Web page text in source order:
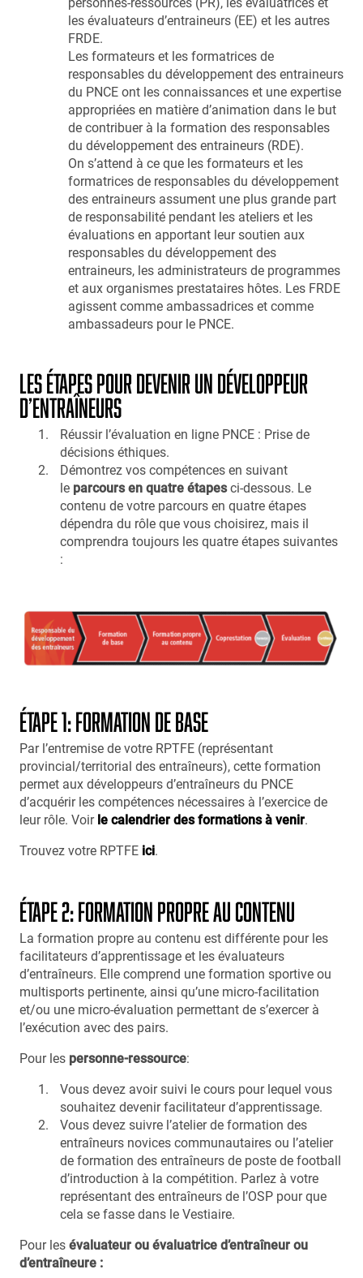
les évaluateurs d’entraineurs (EE) et les autres
FRDE.
Les formateurs et les formatrices de
responsables du développement des entraineurs
du PNCE ont les connaissances et une expertise
appropriées en matière d’animation dans le but
de contribuer à la formation des responsables
du développement des entraineurs (RDE).
On s’attend à ce que les formateurs et les
formatrices de responsables du développement
des entraineurs assument une plus grande part
de responsabilité pendant les ateliers et les
évaluations en apportant leur soutien aux
responsables du développement des
entraineurs, les administrateurs de programmes
et aux organismes prestataires hôtes. Les FRDE
agissent comme ambassadrices et comme
ambassadeurs pour le PNCE.
LES ÉTAPES POUR DEVENIR UN DÉVELOPPEUR
D’ENTRAÎNEURS
Réussir l’évaluation en ligne PNCE : Prise de
décisions éthiques.
Démontrez vos compétences en suivant
le parcours en quatre étapesci-dessous. Le
contenu de votre parcours en quatre étapes
dépendra du rôle que vous choisirez, mais il
comprendra toujours les quatre étapes suivantes
:
ÉTAPE 1: FORMATION DE BASE
Par l’entremise de votre RPTFE (représentant
provincial/territorial des entraîneurs), cette formation
permet aux développeurs d’entraîneurs du PNCE
d’acquérir les compétences nécessaires à l’exercice de
leur rôle. Voir le calendrier des formations à venir.
Trouvez votre RPTFE ici.
ÉTAPE 2: FORMATION PROPRE AU CONTENU
La formation propre au contenu est différente pour les
facilitateurs d’apprentissage et les évaluateurs
d’entraîneurs. Elle comprend une formation sportive ou
multisports pertinente, ainsi qu’une micro-facilitation
et/ou une micro-évaluation permettant de s’exercer à
l’exécution avec des pairs.
Pour les personne-ressource:
Vous devez avoir suivi le cours pour lequel vous
souhaitez devenir facilitateur d’apprentissage.
Vous devez suivre l’atelier de formation des
entraîneurs novices communautaires ou l’atelier
de formation des entraîneurs de poste de football
d’introduction à la compétition. Parlez à votre
représentant des entraîneurs de l’OSP pour que
cela se fasse dans le Vestiaire.
Pour les évaluateur ou évaluatrice d’entraîneur ou
d’entraîneure :